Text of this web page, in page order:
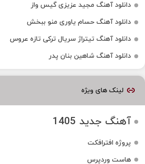
دانلود آهنگ مجید عزیزی گیس واز
دانلود آهنگ حسام یاوری منو ببخش
دانلود آهنگ تیتراژ سریال ترکی تازه عروس
دانلود آهنگ شاهین بنان پدر
لینک های ویژه
آهنگ جدید 1405
پروژه افترافکت
هاست وردپرس